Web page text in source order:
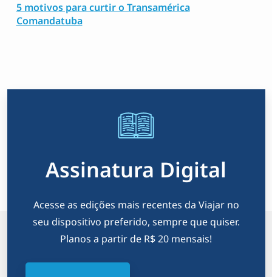
5 motivos para curtir o Transamérica
Comandatuba
Assinatura Digital
Acesse as edições mais recentes da Viajar no
seu dispositivo preferido, sempre que quiser.
Planos a partir de R$ 20 mensais!